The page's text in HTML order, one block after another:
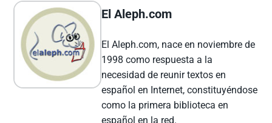
El Aleph.com
El Aleph.com, nace en noviembre de
1998 como respuesta a la
necesidad de reunir textos en
español en Internet, constituyéndose
como la primera biblioteca en
español en la red.